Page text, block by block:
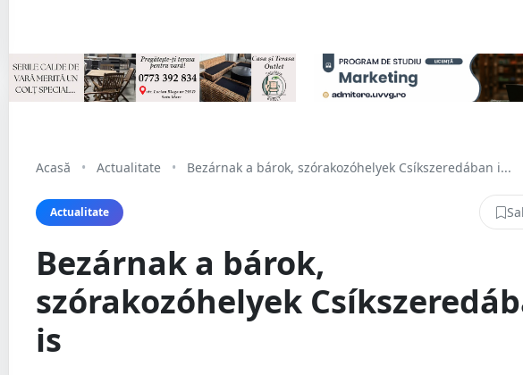
Acasă • Actualitate • Bezárnak a bárok, szórakozóhelyek Csíkszeredában i...
Actualitate
Bezárnak a bárok,
szórakozóhelyek
is